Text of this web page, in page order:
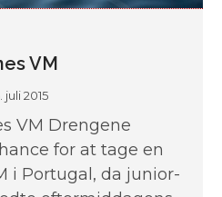
VM
juli 2015
VM Drengene
for at tage en
i Portugal, da junior-